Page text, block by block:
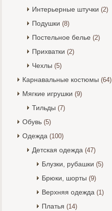
Интерьерные штучки (2)
Подушки (8)
Постельное белье (2)
Прихватки (2)
Чехлы (5)
Карнавальные костюмы (64)
Мягкие игрушки (9)
Тильды (7)
Обувь (5)
Одежда (100)
Детская одежда (47)
Блузки, рубашки (5)
Брюки, шорты (9)
Верхняя одежда (1)
Платья (14)